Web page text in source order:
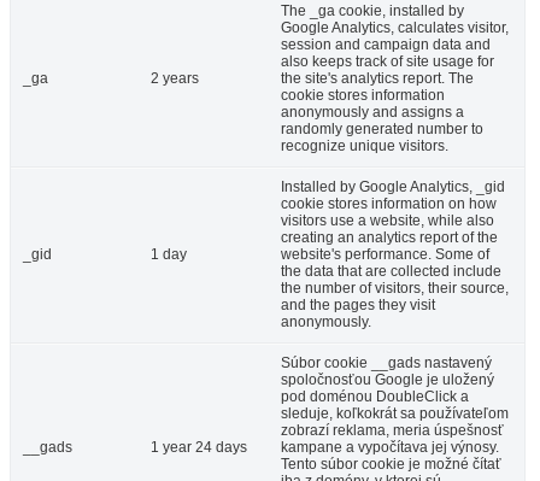
_ga 2 years
The _ga cookie, installed by
Google Analytics, calculates visitor,
session and campaign data and
also keeps track of site usage for
the site's analytics report. The
cookie stores information
anonymously and assigns a
randomly generated number to
recognize unique visitors.
_gid 1 day
Installed by Google Analytics, _gid
cookie stores information on how
visitors use a website, while also
creating an analytics report of the
website's performance. Some of
the data that are collected include
the number of visitors, their source,
and the pages they visit
anonymously.
__gads 1 year 24 days
Súbor cookie __gads nastavený
spoločnosťou Google je uložený
pod doménou DoubleClick a
sleduje, koľkokrát sa používateľom
zobrazí reklama, meria úspešnosť
kampane a vypočítava jej výnosy.
Tento súbor cookie je možné čítať